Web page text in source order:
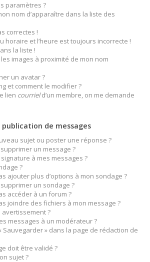
paramètres ?
nom d’apparaître dans la liste des
correctes !
horaire et l’heure est toujours incorrecte !
la liste !
images à proximité de mon nom
un avatar ?
et comment le modifier ?
lien courrield’un membre, on me demande
publication de messages
sujet ou poster une réponse ?
un message ?
à mes messages ?
?
ajouter plus d’options à mon sondage ?
un sondage ?
accéder à un forum ?
joindre des fichiers à mon message ?
?
messages à un modérateur ?
Sauvegarder » dans la page de rédaction de
doit être validé ?
sujet ?